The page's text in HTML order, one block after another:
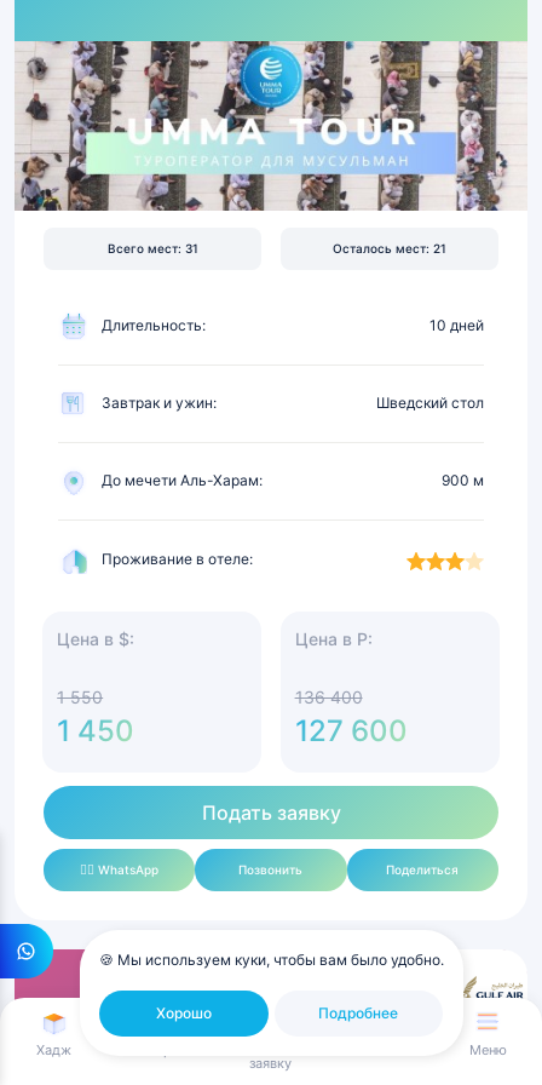
Всего мест: 31 Осталось мест: 21
Длительность: 10 дней
Завтрак и ужин: Шведский стол
До мечети Аль-Харам: 900 м
Проживание в отеле:
Цена в $:
1 550
1 450
Цена в Р:
136 400
127 600
Подать заявку
✍🏻 WhatsApp Позвонить Поделиться
Перелёт,
отель
4★
в
900
м
Москва
Премиум
Умра
Премиум
Хадж
заявку
Меню
🍪 Мы используем куки, чтобы вам было удобно.
Хорошо Подробнее